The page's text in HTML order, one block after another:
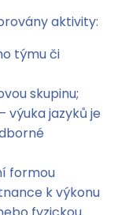
aktivity:
týmu či
skupinu;
výuka jazyků je
formou
k výkonu